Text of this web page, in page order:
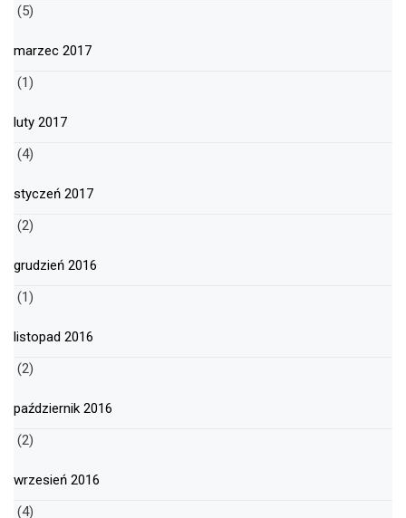
(5)
marzec 2017
(1)
luty 2017
(4)
styczeń 2017
(2)
grudzień 2016
(1)
listopad 2016
(2)
październik 2016
(2)
wrzesień 2016
(4)